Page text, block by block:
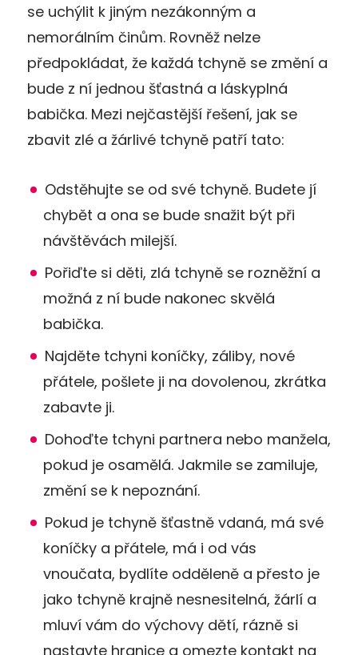
se uchýlit k jiným nezákonným a
nemorálním činům. Rovněž nelze
předpokládat, že každá tchyně se změní a
bude z ní jednou šťastná a láskyplná
babička. Mezi nejčastější řešení, jak se
zbavit zlé a žárlivé tchyně patří tato:
Odstěhujte se od své tchyně. Budete jí
chybět a ona se bude snažit být při
návštěvách milejší.
Pořiďte si děti, zlá tchyně se rozněžní a
možná z ní bude nakonec skvělá
babička.
Najděte tchyni koníčky, záliby, nové
přátele, pošlete ji na dovolenou, zkrátka
zabavte ji.
Dohoďte tchyni partnera nebo manžela,
pokud je osamělá. Jakmile se zamiluje,
změní se k nepoznání.
Pokud je tchyně šťastně vdaná, má své
koníčky a přátele, má i od vás
vnoučata, bydlíte odděleně a přesto je
jako tchyně krajně nesnesitelná, žárlí a
mluví vám do výchovy dětí, rázně si
nastavte hranice a omezte kontakt na